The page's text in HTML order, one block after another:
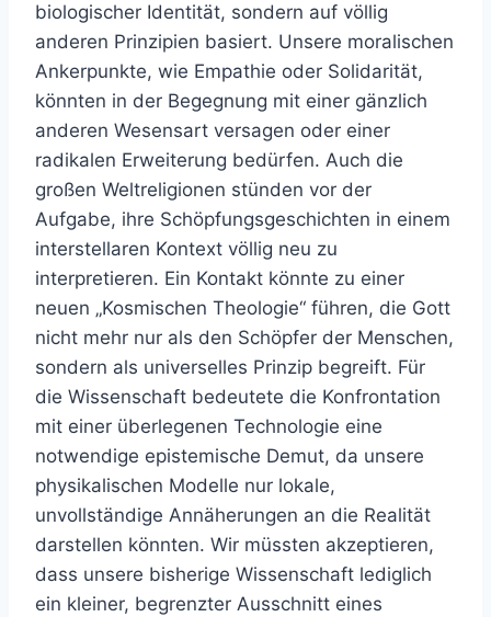
biologischer Identität, sondern auf völlig
anderen Prinzipien basiert. Unsere moralischen
Ankerpunkte, wie Empathie oder Solidarität,
könnten in der Begegnung mit einer gänzlich
anderen Wesensart versagen oder einer
radikalen Erweiterung bedürfen. Auch die
großen Weltreligionen stünden vor der
Aufgabe, ihre Schöpfungsgeschichten in einem
interstellaren Kontext völlig neu zu
interpretieren. Ein Kontakt könnte zu einer
neuen „Kosmischen Theologie“ führen, die Gott
nicht mehr nur als den Schöpfer der Menschen,
sondern als universelles Prinzip begreift. Für
die Wissenschaft bedeutete die Konfrontation
mit einer überlegenen Technologie eine
notwendige epistemische Demut, da unsere
physikalischen Modelle nur lokale,
unvollständige Annäherungen an die Realität
darstellen könnten. Wir müssten akzeptieren,
dass unsere bisherige Wissenschaft lediglich
ein kleiner, begrenzter Ausschnitt eines